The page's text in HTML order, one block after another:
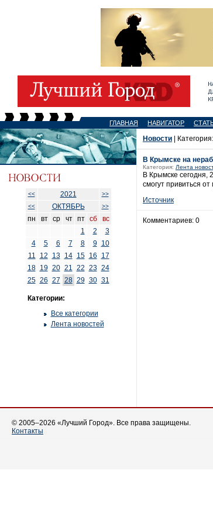
ГЛАВНАЯ НАВИГАТОР
<< 2021
>>
<<
ОКТЯБРЬ >>
пн вт ср чт пт сб
вс
1
2
3
4
5 6 7 8 9
10
11
12 13 14 15 16
17
18
19 20 21 22 23 24
25 26 27 28 29 30 31
Категории:
Все категории
Лента новостей
Новости | Категория:
В Крымске на
Категория: Лента
В Крымске сегодня,
смогут привиться
Источник
Комментариев: 0
© 2005–2026 «Лучший Город». Все права защищены.
Контакты